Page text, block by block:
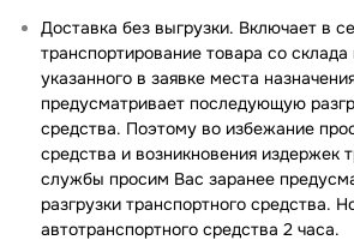
Доставка без выгрузки. Включает в
транспортирование товара со
указанного в заявке места
предусматривает последующую
средства. Поэтому во избежание
средства и возникновения издержек
службы просим Вас заранее
разгрузки транспортного средства.
автотранспортного средства 2 часа.